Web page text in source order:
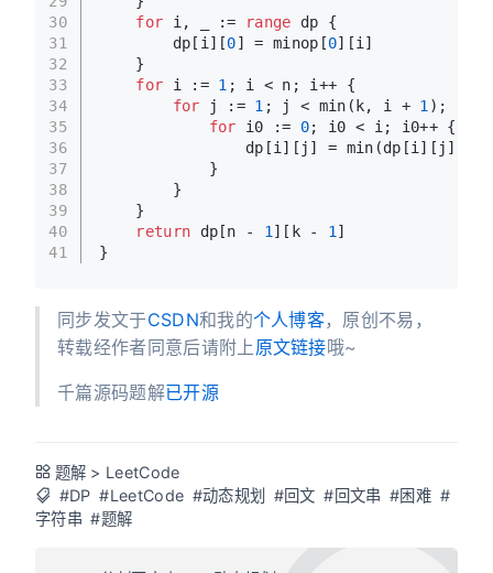
30
31
32
33
34
35
36
37
38
39
40
41
for i, _ := range dp {
        dp[i][
0] = minop[0][i]
    }
for i := 1 ; i < n; i++ {
for j := 1 ; j < min(k, i + 1 ); j++
for i0 := 0; i0 < i; i0++ {
dp[i][j] = min(dp[i][j],
            }
        }
    }
return dp[n - 1 ][k - 1 ]
}
同步发文于CSDN和我的个人博客，原创不易，
转载经作者同意后请附上 原文链接哦~
千篇源码题解已开源
题解 > LeetCode
#DP #LeetCode #动态规划 #回文 #回文串 #困难 #
字符串 #题解